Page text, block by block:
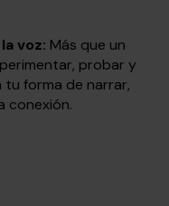
voz: Más que un
probar y
tu forma de narrar,
conexión.